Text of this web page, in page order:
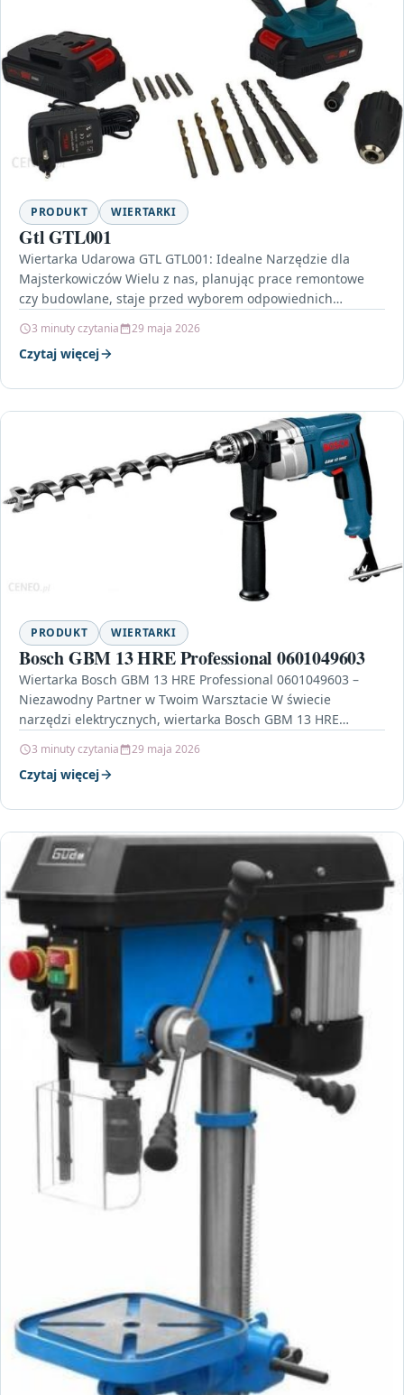
PRODUKT WIERTARKI
Gtl GTL001
Wiertarka Udarowa GTL GTL001: Idealne Narzędzie dla
Majsterkowiczów Wielu z nas, planując prace remontowe
czy budowlane, staje przed wyborem odpowiednich
3 minuty czytania 29 maja 2026
Czytaj więcej
PRODUKT WIERTARKI
Bosch GBM 13 HRE Professional 0601049603
Wiertarka Bosch GBM 13 HRE Professional 0601049603 –
Niezawodny Partner w Twoim Warsztacie W świecie
narzędzi elektrycznych, wiertarka Bosch GBM 13 HRE
3 minuty czytania 29 maja 2026
Czytaj więcej